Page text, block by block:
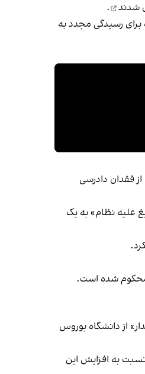
شدند
.
برای رسیدگی مجدد به
فقدان دادرسی
علیه نظام» به یک
از دانشگاه بوروس
و نهادهای حقوق بشری بارها نسبت به افزایش این